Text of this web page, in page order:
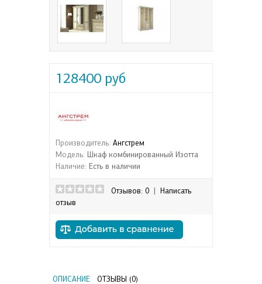
128400 руб
Производитель: Ангстрем
Модель: Шкаф комбинированный Изотта
Наличие: Есть в наличии
Отзывов: 0
Написать
отзыв
ОПИСАНИЕ ОТЗЫВЫ (0)